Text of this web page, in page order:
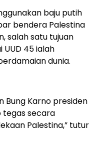
baju putih
bendera Palestina
salah satu tujuan
UUD 45 ialah
dunia.
Bung Karno presiden
tegas secara
Palestina,” tutur